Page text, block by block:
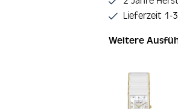
Lieferzeit 1-
Weitere
Produktgalerie